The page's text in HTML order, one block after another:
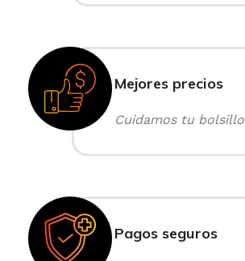
Mejores precios
Cuidamos tu bolsillo
Pagos seguros